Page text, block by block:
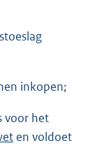
inkopen;
voor het
en voldoet